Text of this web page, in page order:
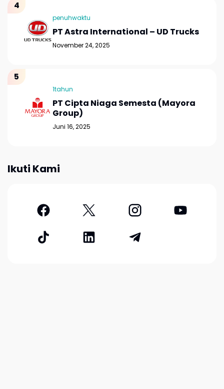
penuhwaktu
PT Astra International – UD Trucks
November 24, 2025
1tahun
PT Cipta Niaga Semesta (Mayora
Group)
Juni 16, 2025
Ikuti Kami